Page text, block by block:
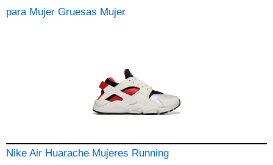
para Mujer Gruesas Mujer
Nike Air Huarache Mujeres Running